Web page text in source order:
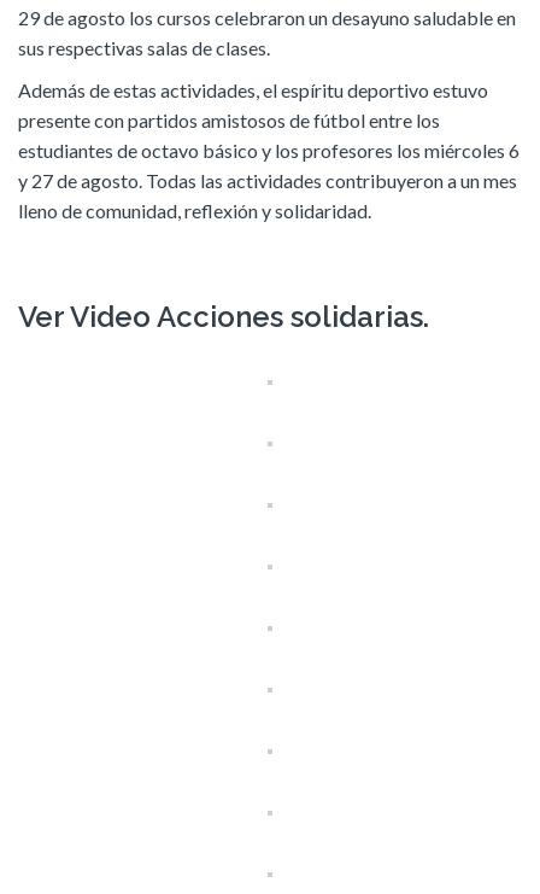
29 de agosto los cursos celebraron un desayuno saludable en
sus respectivas salas de clases.
Además de estas actividades, el espíritu deportivo estuvo
presente con partidos amistosos de fútbol entre los
estudiantes de octavo básico y los profesores los miércoles 6
y 27 de agosto. Todas las actividades contribuyeron a un mes
lleno de comunidad, reflexión y solidaridad.
Ver Video Acciones solidarias.